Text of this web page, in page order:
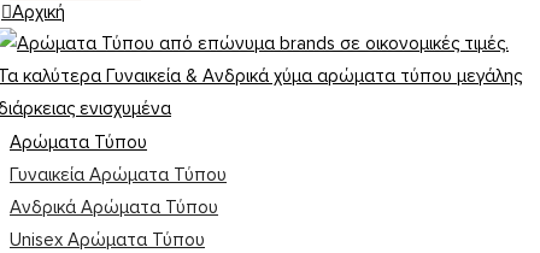
Αρχική
Αρώματα Τύπου
Γυναικεία Αρώματα Τύπου
Ανδρικά Αρώματα Τύπου
Unisex Αρώματα Τύπου